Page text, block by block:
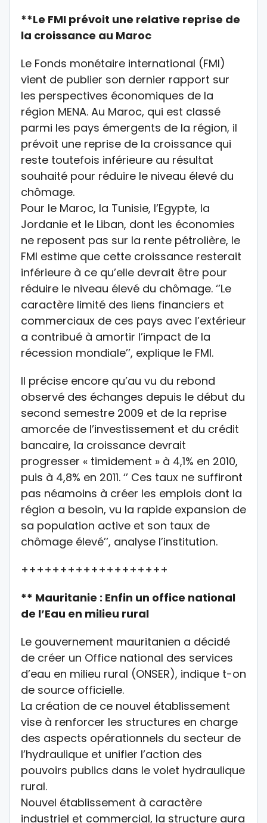
**Le FMI prévoit une relative reprise de
la croissance au Maroc
Le Fonds monétaire international (FMI)
vient de publier son dernier rapport sur
les perspectives économiques de la
région MENA. Au Maroc, qui est classé
parmi les pays émergents de la région, il
prévoit une reprise de la croissance qui
reste toutefois inférieure au résultat
souhaité pour réduire le niveau élevé du
chômage.
Pour le Maroc, la Tunisie, l’Egypte, la
Jordanie et le Liban, dont les économies
ne reposent pas sur la rente pétrolière, le
FMI estime que cette croissance resterait
inférieure à ce qu’elle devrait être pour
réduire le niveau élevé du chômage. ‘’Le
caractère limité des liens financiers et
commerciaux de ces pays avec l’extérieur
a contribué à amortir l’impact de la
récession mondiale’’, explique le FMI.
Il précise encore qu’au vu du rebond
observé des échanges depuis le début du
second semestre 2009 et de la reprise
amorcée de l’investissement et du crédit
bancaire, la croissance devrait
progresser « timidement » à 4,1% en 2010,
puis à 4,8% en 2011. ‘’ Ces taux ne suffiront
pas néamoins à créer les emplois dont la
région a besoin, vu la rapide expansion de
sa population active et son taux de
chômage élevé’’, analyse l’institution.
+++++++++++++++++++
** Mauritanie : Enfin un office national
de l’Eau en milieu rural
Le gouvernement mauritanien a décidé
de créer un Office national des services
d’eau en milieu rural (ONSER), indique t-on
de source officielle.
La création de ce nouvel établissement
vise à renforcer les structures en charge
des aspects opérationnels du secteur de
l’hydraulique et unifier l’action des
pouvoirs publics dans le volet hydraulique
rural.
Nouvel établissement à caractère
industriel et commercial, la structure aura